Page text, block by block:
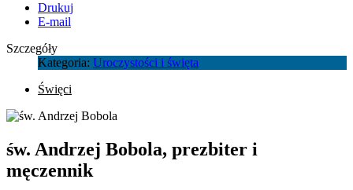
Drukuj
E-mail
Szczegóły
Kategoria: Uroczystości i święta
Święci
św. Andrzej Bobola, prezbiter i
męczennik